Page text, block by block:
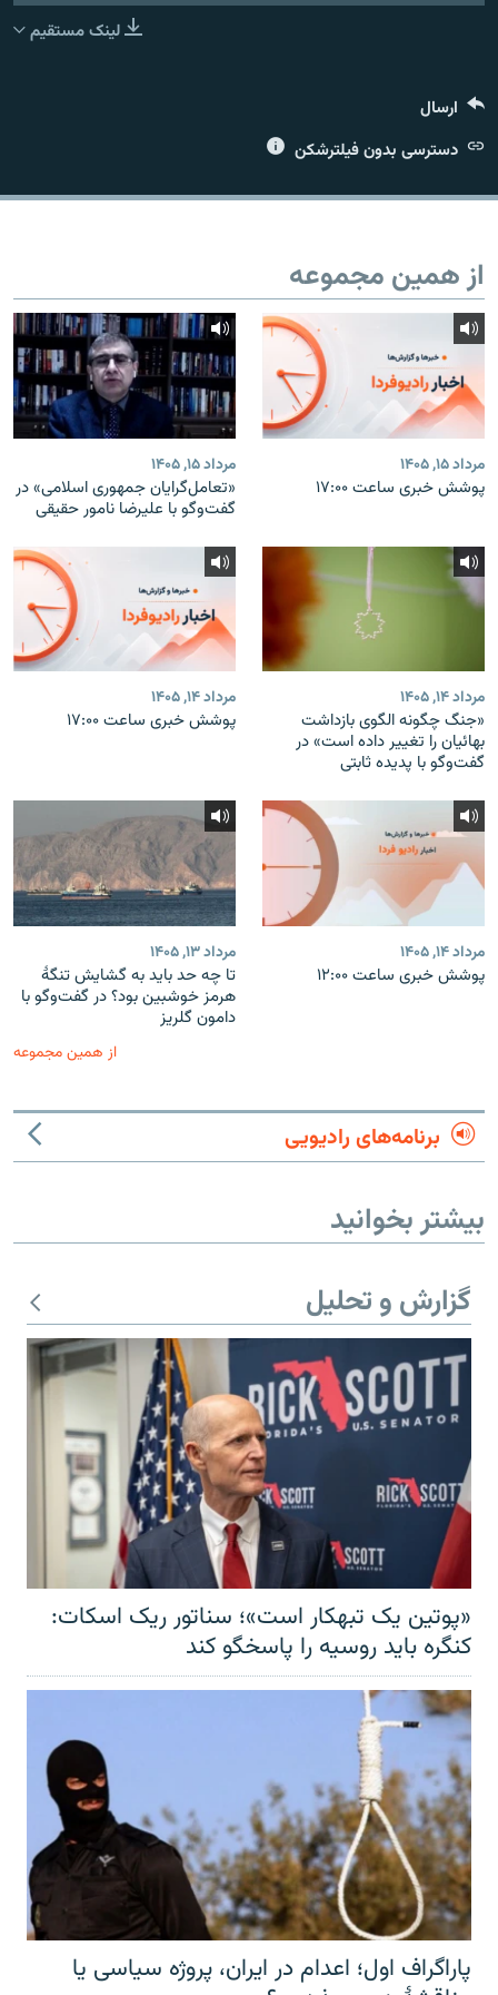
لینک مستقیم
ارسال
دسترسی بدون فیلترشکن
از همین مجموعه
مرداد ۱۵, ۱۴۰۵
پوشش خبری ساعت ۱۷:۰۰
مرداد ۱۵, ۱۴۰۵
«تعامل‌گرایان جمهوری اسلامی» در
گفت‌وگو با علیرضا نامور حقیقی
مرداد ۱۴, ۱۴۰۵
«جنگ چگونه الگوی بازداشت
بهائیان را تغییر داده است» در
گفت‌وگو با پدیده ثابتی
مرداد ۱۴, ۱۴۰۵
پوشش خبری ساعت ۱۷:۰۰
مرداد ۱۴, ۱۴۰۵
پوشش خبری ساعت ۱۲:۰۰
مرداد ۱۳, ۱۴۰۵
تا چه حد باید به گشایش تنگهٔ
هرمز خوشبین بود؟ در گفت‌وگو با
دامون گلریز
از همین مجموعه
برنامه‌های رادیویی
بیشتر بخوانید
گزارش و تحلیل
«پوتین یک تبهکار است»؛ سناتور ریک اسکات:
کنگره باید روسیه را پاسخگو کند
پاراگراف اول؛ اعدام در ایران، پروژه سیاسی یا